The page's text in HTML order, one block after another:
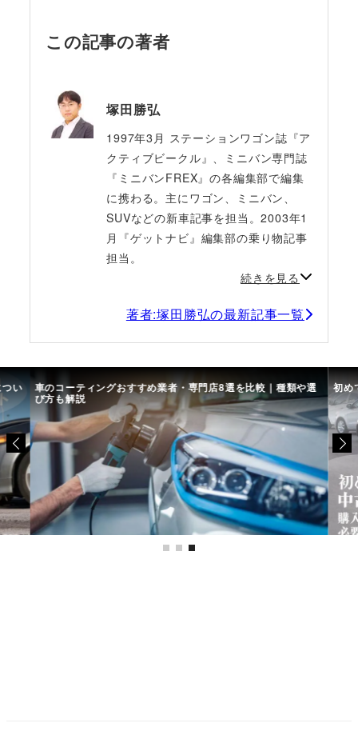
この記事の著者
塚田勝弘
1997年3月 ステーションワゴン誌『ア
クティブビークル』、ミニバン専門誌
『ミニバンFREX』の各編集部で編集
に携わる。主にワゴン、ミニバン、
SUVなどの新車記事を担当。2003年1
月『ゲットナビ』編集部の乗り物記事
担当。
続きを見る
著者:塚田勝弘の最新記事一覧
い 車のコーティングおすすめ業者・専門店8選を比較｜種類や選
び方も解説
初め